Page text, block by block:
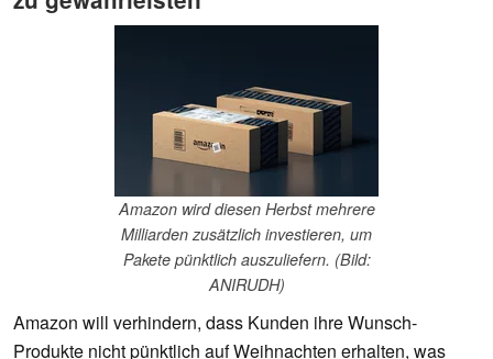
Amazon wird diesen Herbst mehrere
Milliarden zusätzlich investieren, um
Pakete pünktlich auszuliefern. (Bild:
ANIRUDH)
Amazon will verhindern, dass Kunden ihre Wunsch-
Produkte nicht pünktlich auf Weihnachten erhalten, was